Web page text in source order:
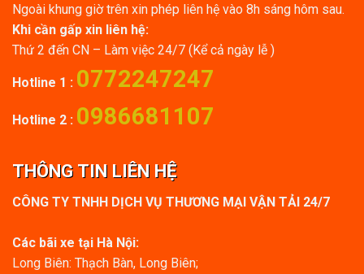
Ngoài khung giờ trên xin phép liên hệ vào 8h sáng hôm sau.
Khi cần gấp xin liên hệ:
Thứ 2 đến CN – Làm việc 24/7 (Kể cả ngày lễ )
Hotline 1 : 0772247247
Hotline 2 : 0986681107
THÔNG TIN LIÊN HỆ
CÔNG TY TNHH DỊCH VỤ THƯƠNG MẠI VẬN TẢI 24/7
Các bãi xe tại Hà Nội:
Long Biên: Thạch Bàn, Long Biên;